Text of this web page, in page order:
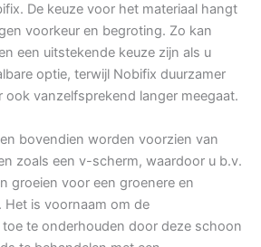
De keuze voor het materiaal hangt
voorkeur en begroting. Zo kan
een uitstekende keuze zijn als u
optie, terwijl Nobifix duurzamer
ook vanzelfsprekend langer meegaat.
bovendien worden voorzien van
zoals een v-scherm, waardoor u b.v.
groeien voor een groenere en
Het is voornaam om de
te onderhouden door deze schoon